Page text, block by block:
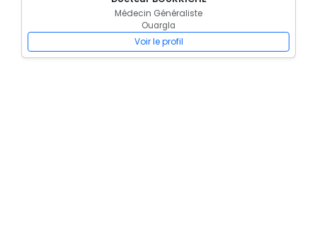
Médecin Généraliste
Ouargla
Voir le profil